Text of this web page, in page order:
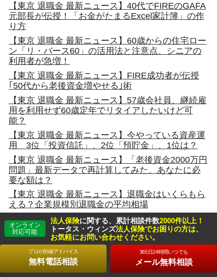
【東京 退職金 最新ニュース】40代でFIREのGAFA
元部長が伝授！「お金がたまるExcel家計簿」の作
り方
【東京 退職金 最新ニュース】60歳からの住宅ロー
ン「リ・バース60」の活用法と注意点、シニアの
利用者が急増！
【東京 退職金 最新ニュース】FIRE成功者が伝授
｢50代から老後資金増やせる｣術
【東京 退職金 最新ニュース】57歳会社員、継続雇
用を利用せず60歳定年でリタイアしたいけど可
能？
【東京 退職金 最新ニュース】今やっている資産運
用 3位「投資信託」、2位「預貯金」、1位は？
【東京 退職金 最新ニュース】「老後資金2000万円
問題」最新データで再計算してみた、あなたに必
要な額は？
【東京 退職金 最新ニュース】退職金はいくらもら
える？企業規模別退職金の平均相場
【東京 退職金 最新ニュース】じつは大きな損をす
る可能性も…。「退職金のいちばん得な受け取り
方」を選ぶのが必ずしも正解とは言えない理由
【東京 退職金 最新ニュース】節税の定番「役員退
職金」…税理士が「銀行預金に積み立て」をおす
すめしないワケ【税理士が解説】
オンライン
対応可能
法人保険に関する、累計相談件数2000件以上！
トータス・ウィンズ法人保険でお困りの方は、
お気軽にお問い合わせください。
プロが的確アドバイス
無料電話相談
365日24時間いつでも
メール無料相談